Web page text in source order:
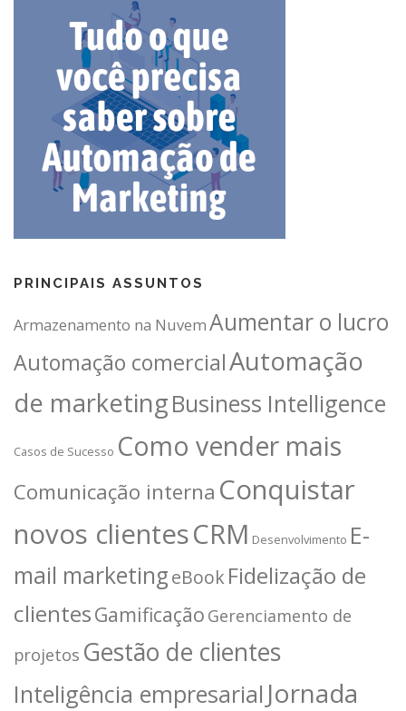
PRINCIPAIS ASSUNTOS
Armazenamento na NuvemAumentar o lucro
Automação comercialAutomação
de marketingBusiness Intelligence
Casos de Sucesso Como vender mais
Comunicação interna Conquistar
novos clientesCRM Desenvolvimento E-
mail marketingeBookFidelização de
clientesGamificação Gerenciamento de
projetos Gestão de clientes
Inteligência empresarial Jornada